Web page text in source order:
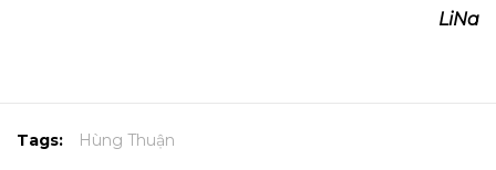
LiNa
Tags: Hùng Thuận